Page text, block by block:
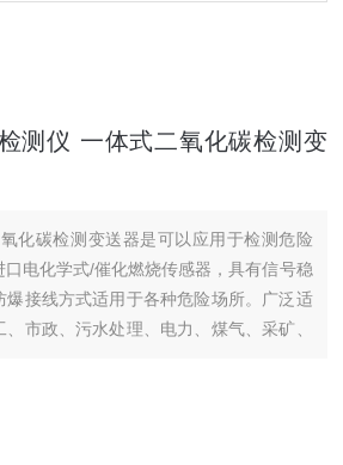
测仪 一体式二氧化碳检测变
化碳检测变送器是可以应用于检测危险
电化学式/催化燃烧传感器，具有信号稳
爆接线方式适用于各种危险场所。广泛适
市政、污水处理、电力、煤气、采矿、